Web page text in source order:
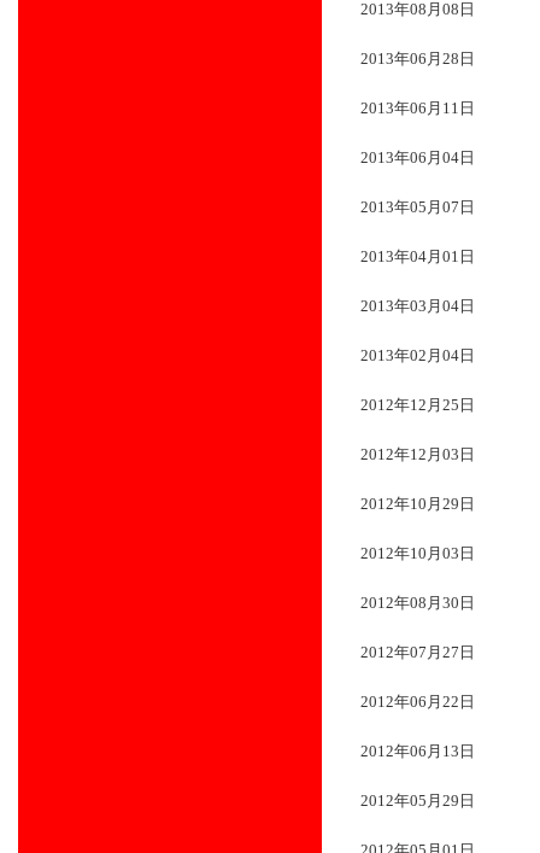
2013年08月08日
2013年06月28日
2013年06月11日
2013年06月04日
2013年05月07日
2013年04月01日
2013年03月04日
2013年02月04日
2012年12月25日
2012年12月03日
2012年10月29日
2012年10月03日
2012年08月30日
2012年07月27日
2012年06月22日
2012年06月13日
2012年05月29日